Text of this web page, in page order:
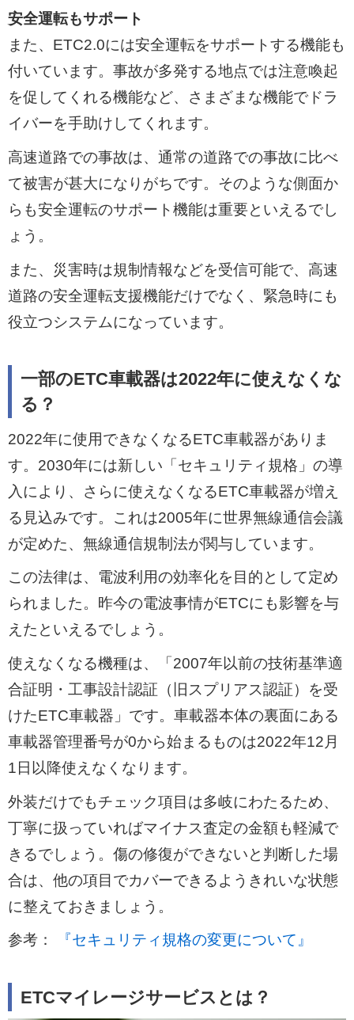
安全運転もサポート
また、ETC2.0には安全運転をサポートする機能も
付いています。事故が多発する地点では注意喚起
を促してくれる機能など、さまざまな機能でドラ
イバーを手助けしてくれます。
高速道路での事故は、通常の道路での事故に比べ
て被害が甚大になりがちです。そのような側面か
らも安全運転のサポート機能は重要といえるでし
ょう。
また、災害時は規制情報などを受信可能で、高速
道路の安全運転支援機能だけでなく、緊急時にも
役立つシステムになっています。
一部のETC車載器は2022年に使えなくな
る？
2022年に使用できなくなるETC車載器がありま
す。2030年には新しい「セキュリティ規格」の導
入により、さらに使えなくなるETC車載器が増え
る見込みです。これは2005年に世界無線通信会議
が定めた、無線通信規制法が関与しています。
この法律は、電波利用の効率化を目的として定め
られました。昨今の電波事情がETCにも影響を与
えたといえるでしょう。
使えなくなる機種は、「2007年以前の技術基準適
合証明・工事設計認証（旧スプリアス認証）を受
けたETC車載器」です。車載器本体の裏面にある
車載器管理番号が0から始まるものは2022年12月
1日以降使えなくなります。
外装だけでもチェック項目は多岐にわたるため、
丁寧に扱っていればマイナス査定の金額も軽減で
きるでしょう。傷の修復ができないと判断した場
合は、他の項目でカバーできるようきれいな状態
に整えておきましょう。
参考： 『セキュリティ規格の変更について』
ETCマイレージサービスとは？